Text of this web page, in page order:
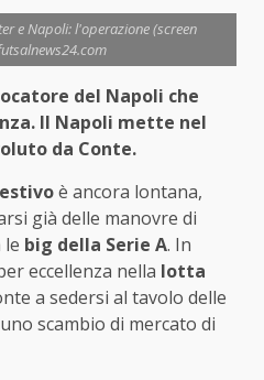
e Napoli: l'operazione (screen
del Napoli che
Il Napoli mette nel
da Conte.
è ancora lontana,
già delle manovre di
big della Serie A. In
eccellenza nella lotta
a sedersi al tavolo delle
scambio di mercato di